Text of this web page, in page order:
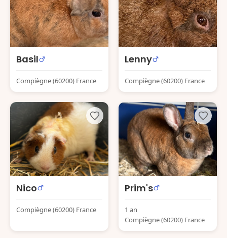
Basil
Compiègne (60200) France
Lenny
Compiègne (60200) France
Nico
Compiègne (60200) France
Prim's
1 an
Compiègne (60200) France